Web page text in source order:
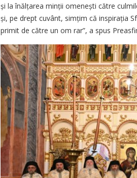
și la înălțarea minții omenești către
și, pe drept cuvânt, simțim că in­spirația
primit de către un om rar”, a spus